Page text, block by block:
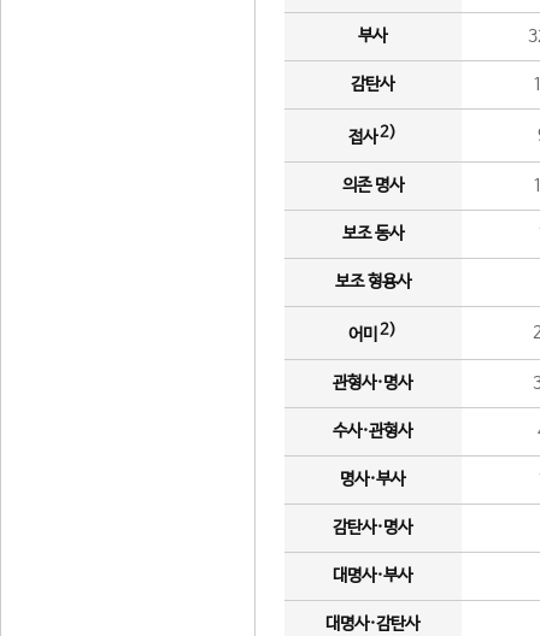
부사
감탄사
접사2)
의존 명사
보조 동사
보조 형용사
어미 2)
관형사·명사
수사·관형사
명사·부사
감탄사·명사
대명사·부사
대명사·감탄사